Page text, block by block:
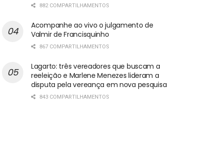
882 COMPARTILHAMENTOS
Acompanhe ao vivo o julgamento de
Valmir de Francisquinho
867 COMPARTILHAMENTOS
Lagarto: três vereadores que buscam a
reeleição e Marlene Menezes lideram a
disputa pela vereança em nova pesquisa
843 COMPARTILHAMENTOS